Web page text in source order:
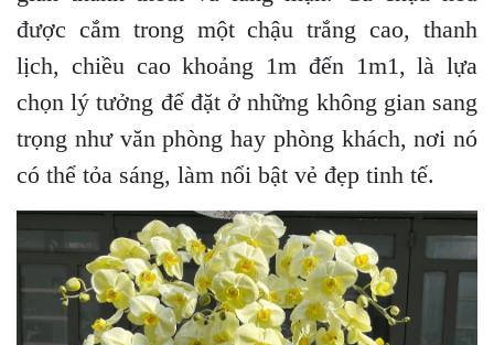
được cắm trong một chậu trắng cao, thanh
lịch, chiều cao khoảng 1m đến 1m1, là lựa
chọn lý tưởng để đặt ở những không gian sang
trọng như văn phòng hay phòng khách, nơi nó
có thể tỏa sáng, làm nổi bật vẻ đẹp tinh tế.